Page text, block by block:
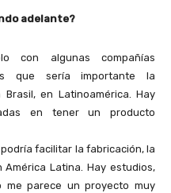
adelante?
con algunas compañías
que sería importante la
en Latinoamérica. Hay
en tener un producto
facilitar la fabricación, la
Latina. Hay estudios,
me parece un proyecto muy